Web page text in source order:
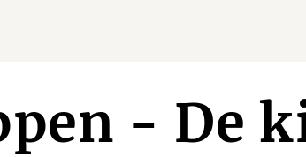
- De